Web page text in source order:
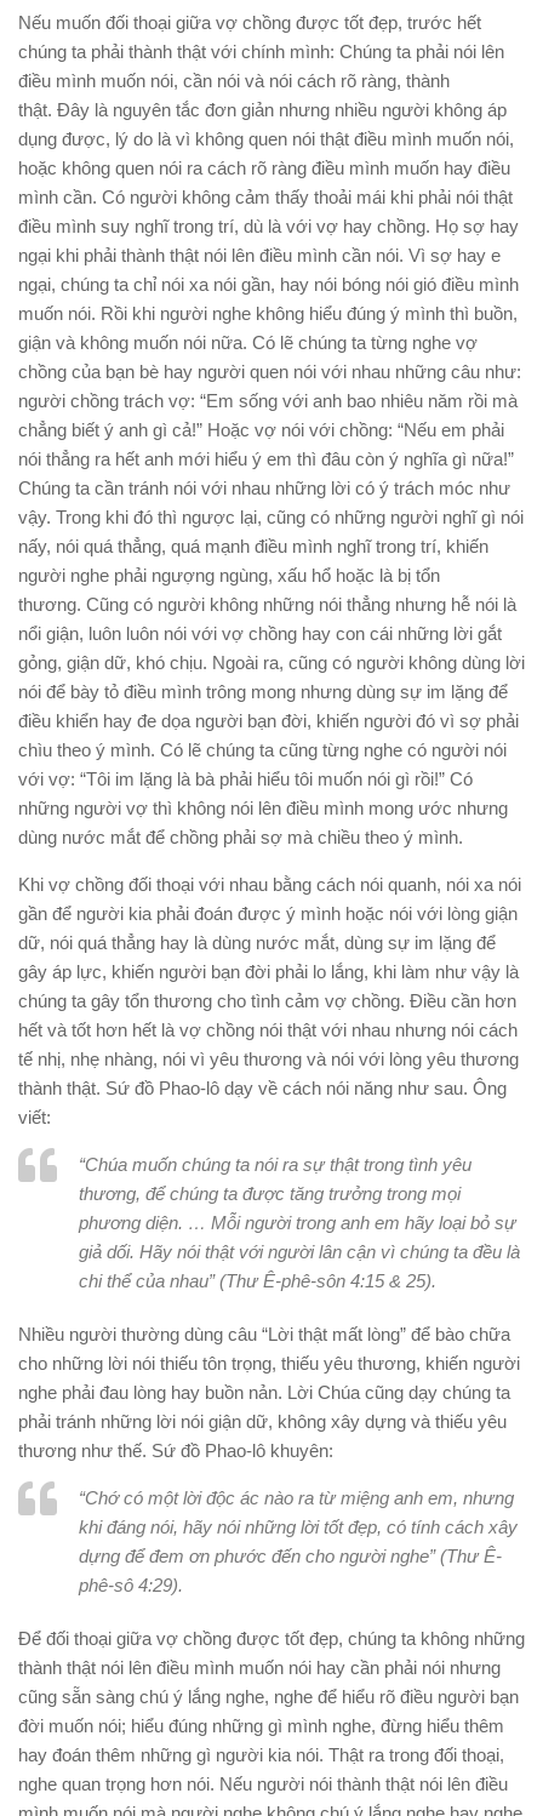
Nếu muốn đối thoại giữa vợ chồng được tốt đẹp, trước hết
chúng ta phải thành thật với chính mình: Chúng ta phải nói lên
điều mình muốn nói, cần nói và nói cách rõ ràng, thành
thật. Đây là nguyên tắc đơn giản nhưng nhiều người không áp
dụng được, lý do là vì không quen nói thật điều mình muốn nói,
hoặc không quen nói ra cách rõ ràng điều mình muốn hay điều
mình cần. Có người không cảm thấy thoải mái khi phải nói thật
điều mình suy nghĩ trong trí, dù là với vợ hay chồng. Họ sợ hay
ngại khi phải thành thật nói lên điều mình cần nói. Vì sợ hay e
ngại, chúng ta chỉ nói xa nói gần, hay nói bóng nói gió điều mình
muốn nói. Rồi khi người nghe không hiểu đúng ý mình thì buồn,
giận và không muốn nói nữa. Có lẽ chúng ta từng nghe vợ
chồng của bạn bè hay người quen nói với nhau những câu như:
người chồng trách vợ: “Em sống với anh bao nhiêu năm rồi mà
chẳng biết ý anh gì cả!” Hoặc vợ nói với chồng: “Nếu em phải
nói thẳng ra hết anh mới hiểu ý em thì đâu còn ý nghĩa gì nữa!”
Chúng ta cần tránh nói với nhau những lời có ý trách móc như
vậy. Trong khi đó thì ngược lại, cũng có những người nghĩ gì nói
nấy, nói quá thẳng, quá mạnh điều mình nghĩ trong trí, khiến
người nghe phải ngượng ngùng, xấu hổ hoặc là bị tổn
thương. Cũng có người không những nói thẳng nhưng hễ nói là
nổi giận, luôn luôn nói với vợ chồng hay con cái những lời gắt
gỏng, giận dữ, khó chịu. Ngoài ra, cũng có người không dùng lời
nói để bày tỏ điều mình trông mong nhưng dùng sự im lặng để
điều khiển hay đe dọa người bạn đời, khiến người đó vì sợ phải
chìu theo ý mình. Có lẽ chúng ta cũng từng nghe có người nói
với vợ: “Tôi im lặng là bà phải hiểu tôi muốn nói gì rồi!” Có
những người vợ thì không nói lên điều mình mong ước nhưng
dùng nước mắt để chồng phải sợ mà chiều theo ý mình.
Khi vợ chồng đối thoại với nhau bằng cách nói quanh, nói xa nói
gần để người kia phải đoán được ý mình hoặc nói với lòng giận
dữ, nói quá thẳng hay là dùng nước mắt, dùng sự im lặng để
gây áp lực, khiến người bạn đời phải lo lắng, khi làm như vậy là
chúng ta gây tổn thương cho tình cảm vợ chồng. Điều cần hơn
hết và tốt hơn hết là vợ chồng nói thật với nhau nhưng nói cách
tế nhị, nhẹ nhàng, nói vì yêu thương và nói với lòng yêu thương
thành thật. Sứ đồ Phao-lô dạy về cách nói năng như sau. Ông
viết:
“Chúa muốn chúng ta nói ra sự thật trong tình yêu
thương, để chúng ta được tăng trưởng trong mọi
phương diện. … Mỗi người trong anh em hãy loại bỏ sự
giả dối. Hãy nói thật với người lân cận vì chúng ta đều là
chi thể của nhau” (Thư Ê-phê-sôn 4:15 & 25).
Nhiều người thường dùng câu “Lời thật mất lòng” để bào chữa
cho những lời nói thiếu tôn trọng, thiếu yêu thương, khiến người
nghe phải đau lòng hay buồn nản. Lời Chúa cũng dạy chúng ta
phải tránh những lời nói giận dữ, không xây dựng và thiếu yêu
thương như thế. Sứ đồ Phao-lô khuyên:
“Chớ có một lời độc ác nào ra từ miệng anh em, nhưng
khi đáng nói, hãy nói những lời tốt đẹp, có tính cách xây
dựng để đem ơn phước đến cho người nghe” (Thư Ê-
phê-sô 4:29).
Để đối thoại giữa vợ chồng được tốt đẹp, chúng ta không những
thành thật nói lên điều mình muốn nói hay cần phải nói nhưng
cũng sẵn sàng chú ý lắng nghe, nghe để hiểu rõ điều người bạn
đời muốn nói; hiểu đúng những gì mình nghe, đừng hiểu thêm
hay đoán thêm những gì người kia nói. Thật ra trong đối thoại,
nghe quan trọng hơn nói. Nếu người nói thành thật nói lên điều